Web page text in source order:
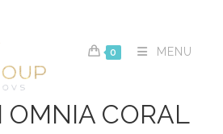
0 MENU
OMNIA CORAL